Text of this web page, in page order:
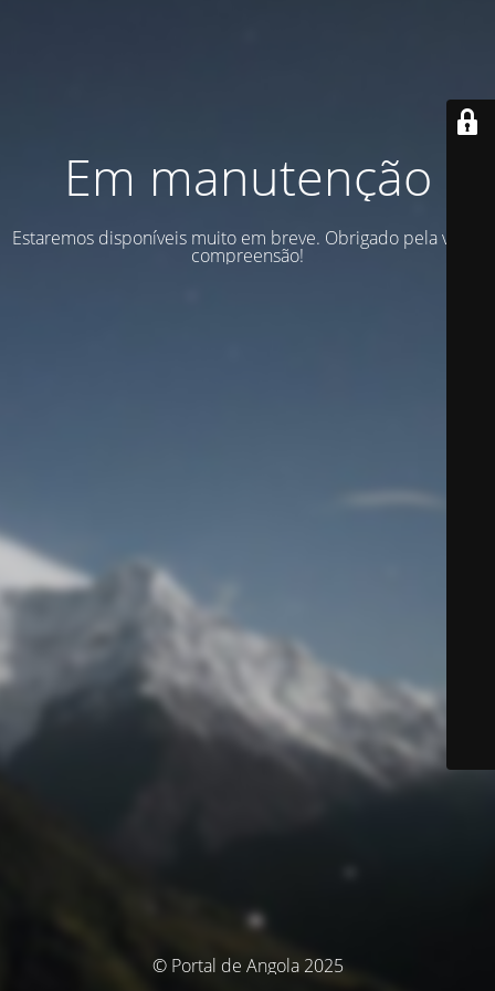
Em manutenção
Estaremos disponíveis muito em breve. Obrigado pela vossa
compreensão!
© Portal de Angola 2025